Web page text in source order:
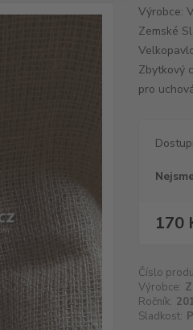
Výrobce:
Zemské
Zbytkový
pro
170
Číslo
Výrobce:
Ročník:
Sladkost: